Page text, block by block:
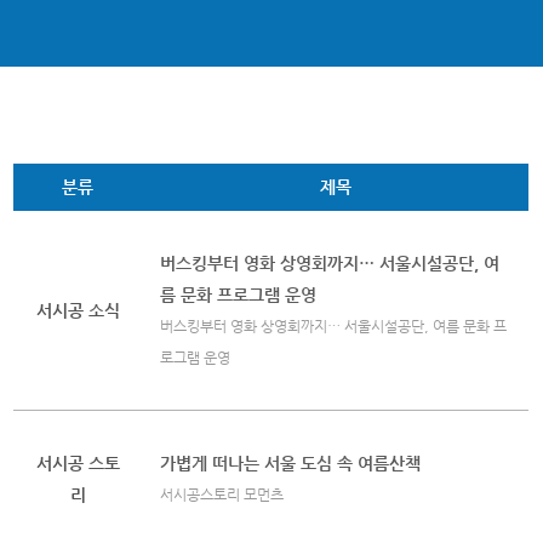
분류 제목
서시공 소식
버스킹부터 영화 상영회까지… 서울시설공단, 여
름 문화 프로그램 운영
버스킹부터 영화 상영회까지… 서울시설공단, 여름 문화 프
로그램 운영
서시공 스토
리
가볍게 떠나는 서울 도심 속 여름산책
서시공스토리 모먼츠